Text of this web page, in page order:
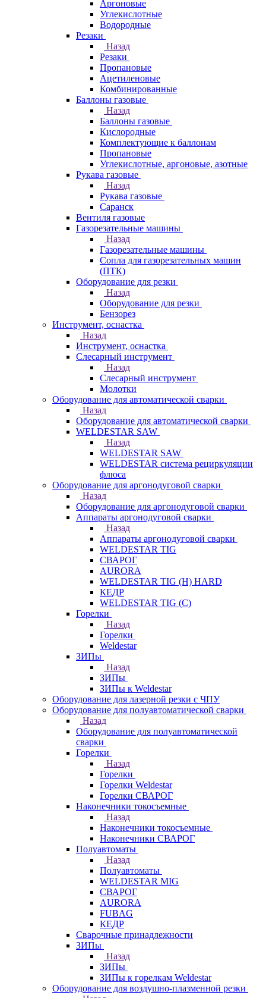
Аргоновые
Углекислотные
Водородные
Резаки
Назад
Резаки
Пропановые
Ацетиленовые
Комбинированные
Баллоны газовые
Назад
Баллоны газовые
Кислородные
Комплектующие к баллонам
Пропановые
Углекислотные, аргоновые, азотные
Рукава газовые
Назад
Рукава газовые
Саранск
Вентиля газовые
Газорезательные машины
Назад
Газорезательные машины
Сопла для газорезательных машин
(ПТК)
Оборудование для резки
Назад
Оборудование для резки
Бензорез
Инструмент, оснастка
Назад
Инструмент, оснастка
Слесарный инструмент
Назад
Слесарный инструмент
Молотки
Оборудование для автоматической сварки
Назад
Оборудование для автоматической сварки
WELDESTAR SAW
Назад
WELDESTAR SAW
WELDESTAR система рециркуляции
флюса
Оборудование для аргонодуговой сварки
Назад
Оборудование для аргонодуговой сварки
Аппараты аргонодуговой сварки
Назад
Аппараты аргонодуговой сварки
WELDESTAR TIG
СВАРОГ
AURORA
WELDESTAR TIG (H) HARD
КЕДР
WELDESTAR TIG (С)
Горелки
Назад
Горелки
Weldestar
ЗИПы
Назад
ЗИПы
ЗИПы к Weldestar
Оборудование для лазерной резки с ЧПУ
Оборудование для полуавтоматической сварки
Назад
Оборудование для полуавтоматической
сварки
Горелки
Назад
Горелки
Горелки Weldestar
Горелки СВАРОГ
Наконечники токосъемные
Назад
Наконечники токосъемные
Наконечники СВАРОГ
Полуавтоматы
Назад
Полуавтоматы
WELDESTAR MIG
СВАРОГ
AURORA
FUBAG
КЕДР
Сварочные принадлежности
ЗИПы
Назад
ЗИПы
ЗИПы к горелкам Weldestar
Оборудование для воздушно-плазменной резки